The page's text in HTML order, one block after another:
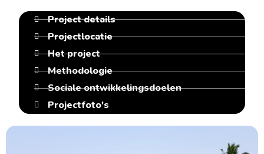
Project details
Projectlocatie
Het project
Methodologie
Sociale ontwikkelingsdoelen
Projectfoto's